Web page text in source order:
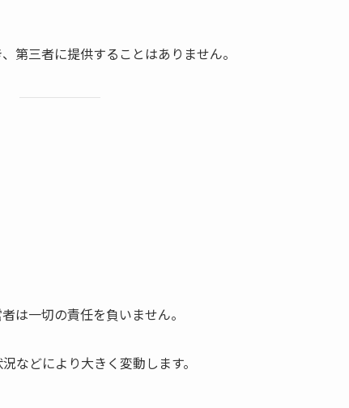
第三者に提供することはありません。
は一切の責任を負いません。
などにより大きく変動します。